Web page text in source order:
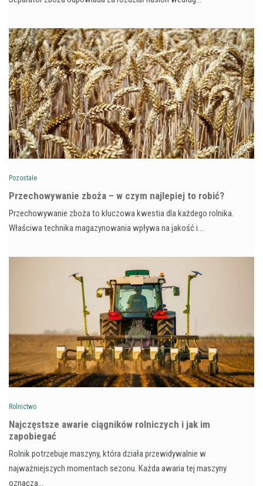
Pozostałe
Przechowywanie zboża – w czym najlepiej to robić?
Przechowywanie zboża to kluczowa kwestia dla każdego rolnika.
Właściwa technika magazynowania wpływa na jakość i…
Rolnictwo
Najczęstsze awarie ciągników rolniczych i jak im
zapobiegać
Rolnik potrzebuje maszyny, która działa przewidywalnie w
najważniejszych momentach sezonu. Każda awaria tej maszyny
oznacza…